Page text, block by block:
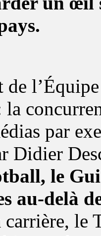
de
par
Didier
le
au-delà
carrière, le